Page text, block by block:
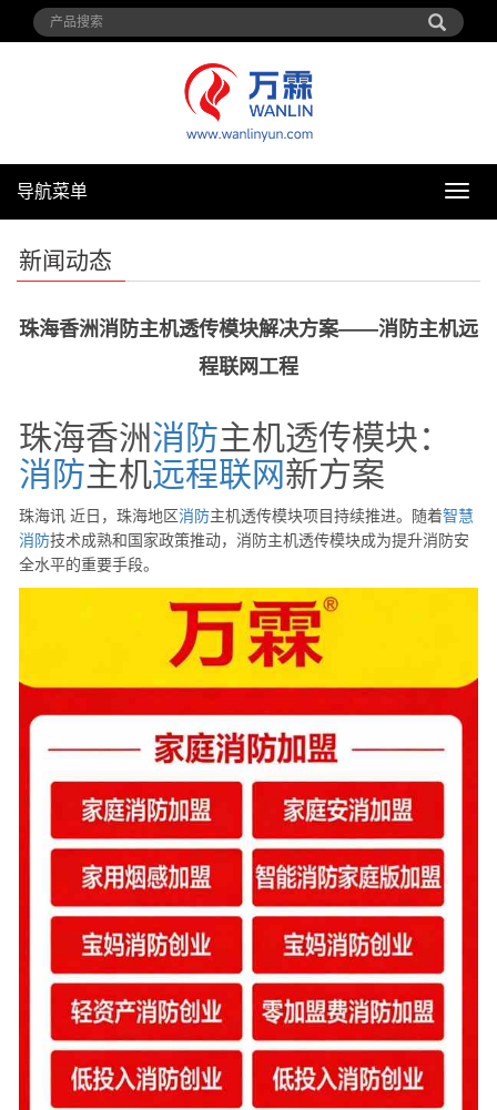
导
导航菜单
新闻动态
珠海香洲消防主机透传模块解决方案——消防主机远
程联网工程
珠海香洲消防主机透传模块：
消防主机远程联网新方案
珠海讯 近日，珠海地区消防主机透传模块项目持续推进。随着智慧
消防技术成熟和国家政策推动，消防主机透传模块成为提升消防安
全水平的重要手段。